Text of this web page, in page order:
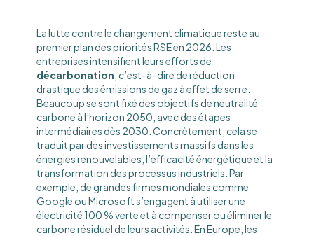
La lutte contre le changement climatique reste au
premier plan des priorités RSE en 2026. Les
entreprises intensifient leurs efforts de
décarbonation , c’est-à-dire de réduction
drastique des émissions de gaz à effet de serre.
Beaucoup se sont fixé des objectifs de neutralité
carbone à l’horizon 2050, avec des étapes
intermédiaires dès 2030. Concrètement, cela se
traduit par des investissements massifs dans les
énergies renouvelables, l’efficacité énergétique et la
transformation des processus industriels. Par
exemple, de grandes firmes mondiales comme
Google ou Microsoft s’engagent à utiliser une
électricité 100 % verte et à compenser ou éliminer le
carbone résiduel de leurs activités. En Europe, les